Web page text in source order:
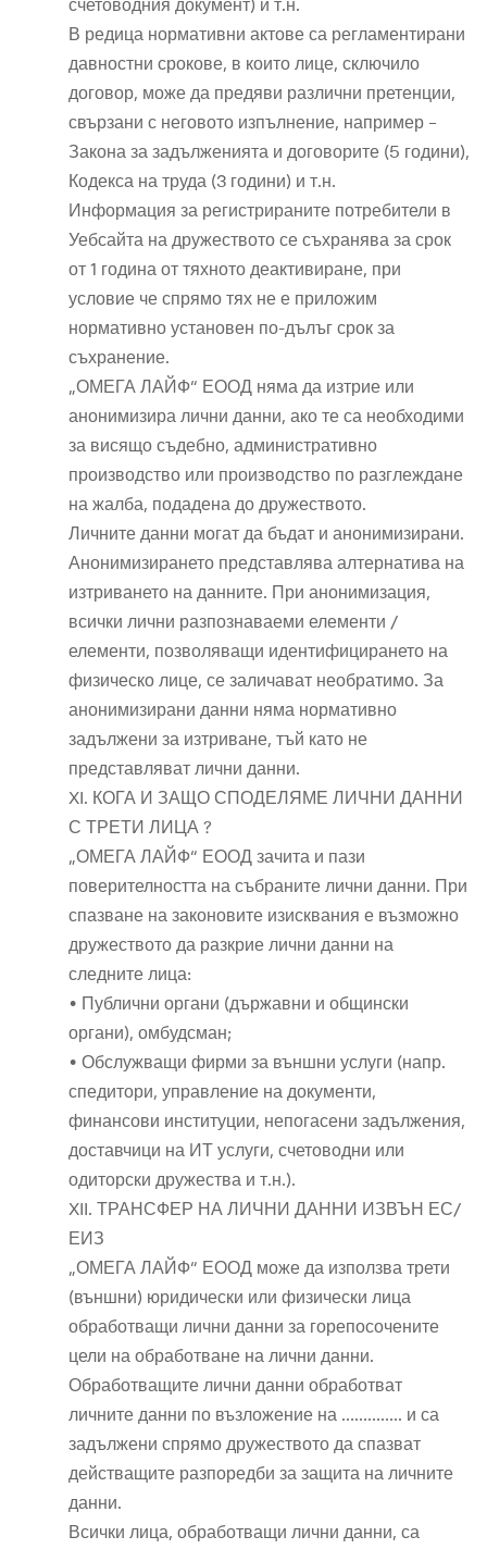
счетоводния документ) и т.н.
В редица нормативни актове са регламентирани
давностни срокове, в които лице, сключило
договор, може да предяви различни претенции,
свързани с неговото изпълнение, например –
Закона за задълженията и договорите (5 години),
Кодекса на труда (3 години) и т.н.
Информация за регистрираните потребители в
Уебсайта на дружеството се съхранява за срок
от 1 година от тяхното деактивиране, при
условие че спрямо тях не е приложим
нормативно установен по-дълъг срок за
съхранение.
„ОМЕГА ЛАЙФ“ ЕООД няма да изтрие или
анонимизира лични данни, ако те са необходими
за висящо съдебно, административно
производство или производство по разглеждане
на жалба, подадена до дружеството.
Личните данни могат да бъдат и анонимизирани.
Анонимизирането представлява алтернатива на
изтриването на данните. При анонимизация,
всички лични разпознаваеми елементи /
елементи, позволяващи идентифицирането на
физическо лице, се заличават необратимо. За
анонимизирани данни няма нормативно
задължени за изтриване, тъй като не
представляват лични данни.
XI. КОГА И ЗАЩО СПОДЕЛЯМЕ ЛИЧНИ ДАННИ
С ТРЕТИ ЛИЦА ?
„ОМЕГА ЛАЙФ“ ЕООД зачита и пази
поверителността на събраните лични данни. При
спазване на законовите изисквания е възможно
дружеството да разкрие лични данни на
следните лица:
• Публични органи (държавни и общински
органи), омбудсман;
• Обслужващи фирми за външни услуги (напр.
спедитори, управление на документи,
финансови институции, непогасени задължения,
доставчици на ИТ услуги, счетоводни или
одиторски дружества и т.н.).
XII. ТРАНСФЕР НА ЛИЧНИ ДАННИ ИЗВЪН ЕС/
ЕИЗ
„ОМЕГА ЛАЙФ“ ЕООД може да използва трети
(външни) юридически или физически лица
обработващи лични данни за горепосочените
цели на обработване на лични данни.
Обработващите лични данни обработват
личните данни по възложение на ………….. и са
задължени спрямо дружеството да спазват
действащите разпоредби за защита на личните
данни.
Всички лица, обработващи лични данни, са